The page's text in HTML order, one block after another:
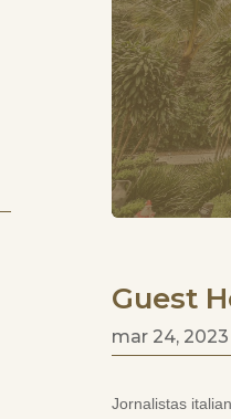
Guest
mar 24, 2023
Jornalistas